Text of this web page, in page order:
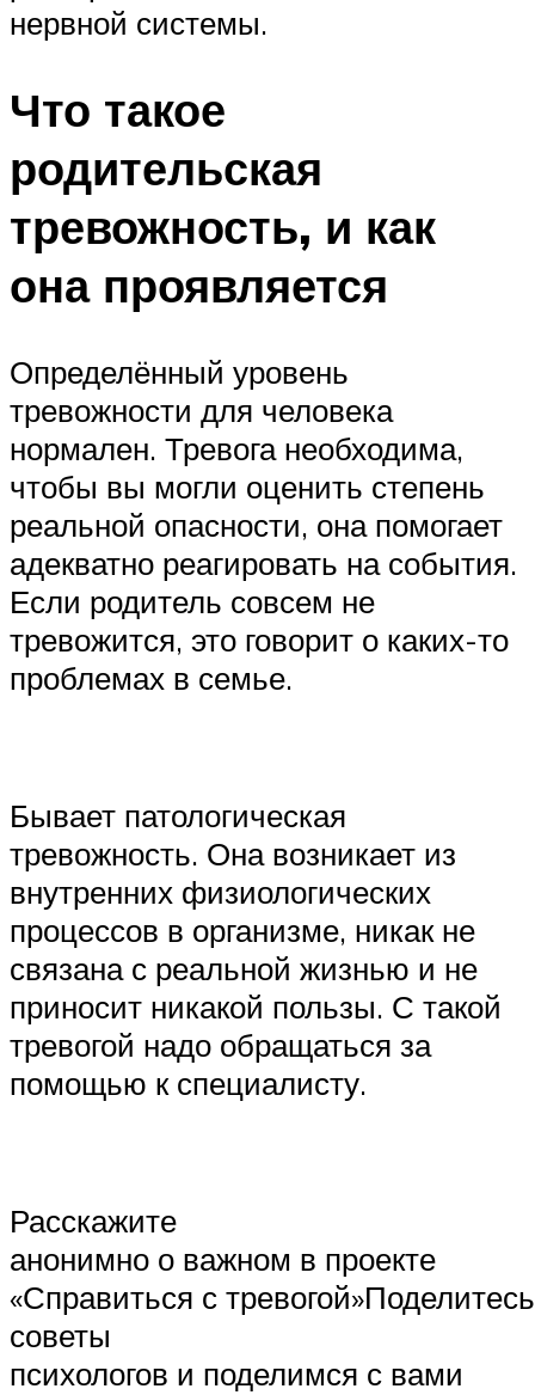
нервной системы.
‍Что такое
родительская
тревожность, и как
она проявляется
Определённый уровень
тревожности для человека
нормален. Тревога необходима,
чтобы вы могли оценить степень
реальной опасности, она помогает
адекватно реагировать на события.
Если родитель совсем не
тревожится, это говорит о каких-то
проблемах в семье.
Бывает патологическая
тревожность. Она возникает из
внутренних физиологических
процессов в организме, никак не
связана с реальной жизнью и не
приносит никакой пользы. С такой
тревогой надо обращаться за
помощью к специалисту.
Расскажите
анонимно о важном в проекте
«Справиться с
советы
психологов и поделимся с вами